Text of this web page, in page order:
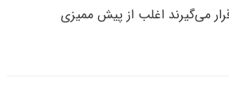
می‌گیرند اغلب از پیش ممیزی